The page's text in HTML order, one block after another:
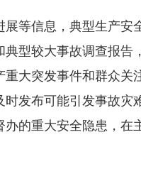
等信息，典型生产安
型较大事故调查报告
大突发事件和群众关
发布可能引发事故灾
的重大安全隐患，在